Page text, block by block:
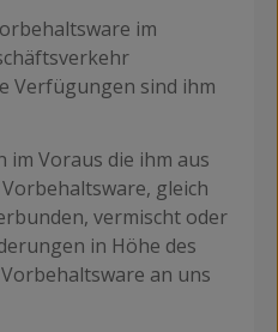
im
Verfügungen sind ihm
Voraus die ihm aus
gleich
vermischt oder
in Höhe des
an uns